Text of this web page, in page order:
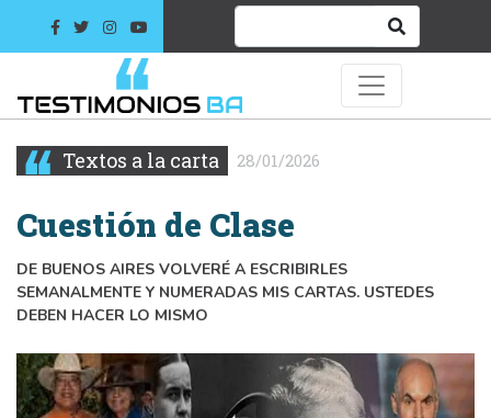
Textos a la carta 28/01/2026
Cuestión de Clase
DE BUENOS AIRES VOLVERÉ A ESCRIBIRLES
SEMANALMENTE Y NUMERADAS MIS CARTAS. USTEDES
DEBEN HACER LO MISMO